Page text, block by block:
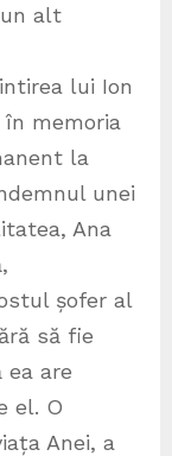
un alt
lui Ion
memoria
la
unei
Ana
șofer al
să fie
ea are
el. O
Anei, a